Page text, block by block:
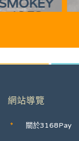
餐廳
網站導覽
關於3168Pay